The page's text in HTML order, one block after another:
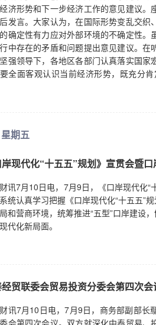
济形势和下一步经济工作的意见建议
发言。大家认为，在国际形势变乱交
确定性有力应对外部环境的不确定性
中存在的矛盾和问题提出意见建议。
强领导下，各地区各部门认真落实国
全面客观认识当前经济形势，既充分
加快培育消费新增长点。坚持投资于
化转型，推动先进制造业和现代服务业
切，持续优化营商环境，注重用改革
入挖掘需求升级和产业升级机遇，持
性前瞻性研究，多提建设性意见。吴政
期五
岸现代化“十五五”规划》宣贯会暨
讯7月10日电，7月9日，《口岸现代化
统认真学习把握《口岸现代化“十五五”
和营商环境，统筹推进“五型”口岸建设
代化新局面。
贸联委会贸易投资分委会第四次
讯7月10日电，7月9日，商务部副部长
会第四次会议。双方就深化中泰贸易